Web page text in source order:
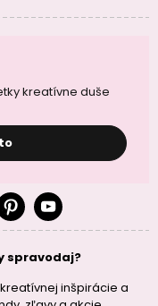
kreatívne duše
spravodaj?
inšpirácie a